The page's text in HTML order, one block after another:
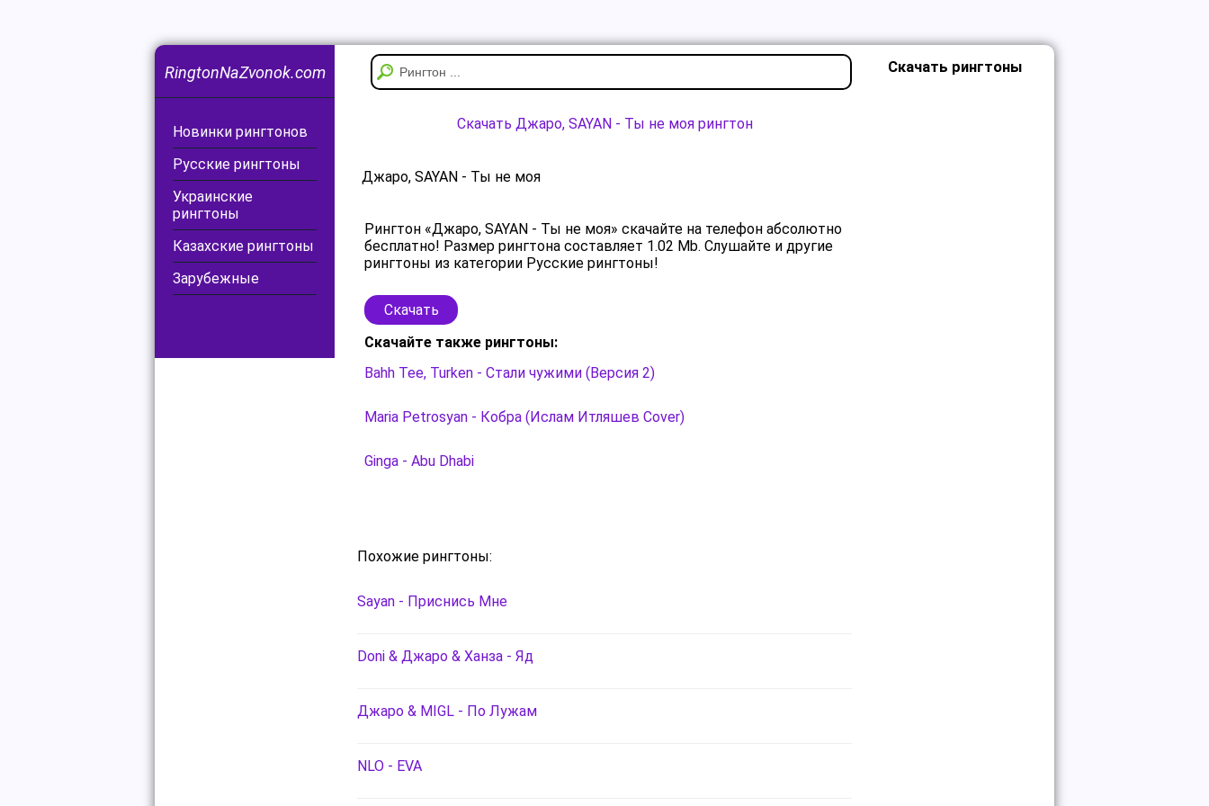
RingtonNaZvonok.com
Новинки рингтонов
Русские рингтоны
Украинские
рингтоны
Казахские рингтоны
Зарубежные
Скачать Джаро, SAYAN - Ты не моя рингтон
Джаро, SAYAN - Ты не моя
Рингтон «Джаро, SAYAN - Ты не моя» скачайте на телефон абсолютно
бесплатно! Размер рингтона составляет 1.02 Mb. Слушайте и другие
рингтоны из категории Русские рингтоны!
Скачать
Скачайте также рингтоны:
Bahh Tee, Turken - Стали чужими (Версия 2)
Maria Petrosyan - Кобра (Ислам Итляшев Cover)
Ginga - Abu Dhabi
Похожие рингтоны:
Sayan - Приснись Мне
Doni & Джаро & Ханза - Яд
Джаро & MIGL - По Лужам
NLO - EVA
Скачать рингтоны